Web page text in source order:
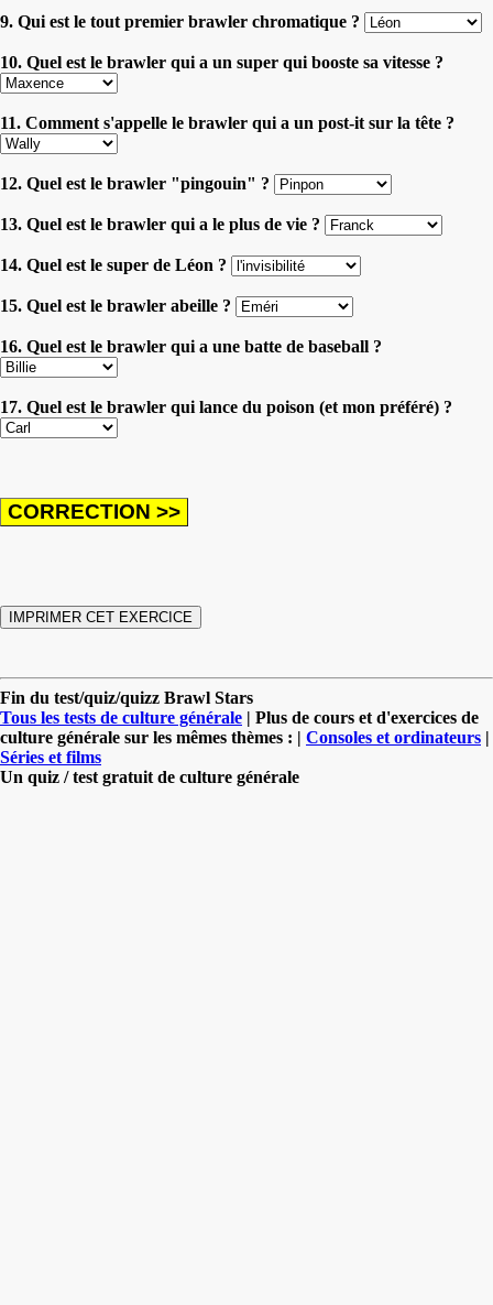
9. Qui est le tout premier brawler chromatique ?
10. Quel est le brawler qui a un super qui booste sa vitesse ?
11. Comment s'appelle le brawler qui a un post-it sur la tête ?
12. Quel est le brawler "pingouin" ?
13. Quel est le brawler qui a le plus de vie ?
14. Quel est le super de Léon ?
15. Quel est le brawler abeille ?
16. Quel est le brawler qui a une batte de baseball ?
17. Quel est le brawler qui lance du poison (et mon préféré) ?
Fin du test/quiz/quizz Brawl Stars
Tous les tests de culture générale | Plus de cours et d'exercices de
culture générale sur les mêmes thèmes : | Consoles et ordinateurs |
Séries et films
Un quiz / test gratuit de culture générale